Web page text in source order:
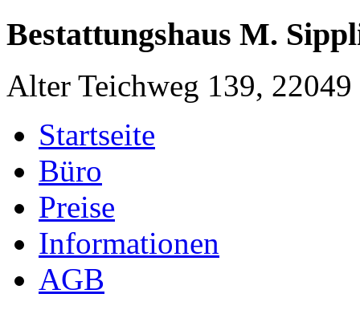
Bestattungshaus M.
Alter Teichweg 139,
Startseite
Büro
Preise
Informationen
AGB